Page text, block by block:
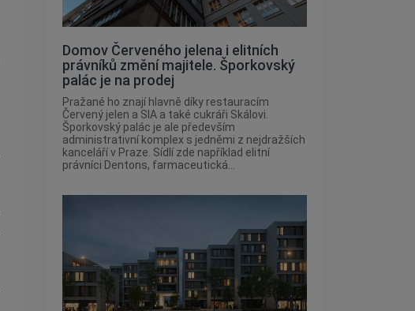
Domov Červeného jelena i elitních
právníků změní majitele. Šporkovský
palác je na prodej
Pražané ho znají hlavně díky restauracím
Červený jelen a SIA a také cukráři Skálovi.
Šporkovský palác je ale především
administrativní komplex s jedněmi z nejdražších
kanceláří v Praze. Sídlí zde například elitní
právníci Dentons, farmaceutická...